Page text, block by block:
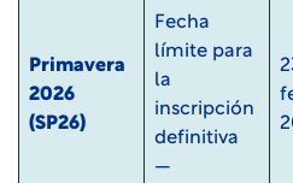
Primavera
2026
(SP26)
Fecha
límite para
la
inscripción
definitiva
—